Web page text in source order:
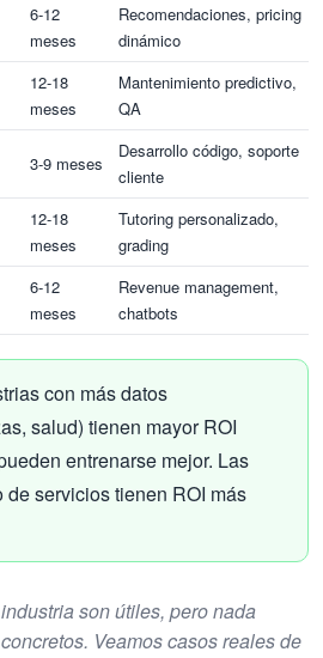
6-12
meses
Recomendaciones, pricing
dinámico
12-18
meses
Mantenimiento predictivo,
QA
3-9 meses
Desarrollo código, soporte
cliente
12-18
meses
Tutoring personalizado,
grading
6-12
meses
Revenue management,
chatbots
con más datos
salud) tienen mayor ROI
entrenarse mejor. Las
de servicios tienen ROI más
son útiles, pero nada
Veamos casos reales de